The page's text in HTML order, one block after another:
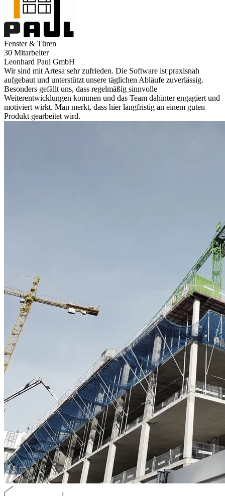
Fenster & Türen
30 Mitarbeiter
Leonhard Paul GmbH
Wir sind mit Artesa sehr zufrieden. Die Software ist praxisnah
aufgebaut und unterstützt unsere täglichen Abläufe zuverlässig.
Besonders gefällt uns, dass regelmäßig sinnvolle
Weiterentwicklungen kommen und das Team dahinter engagiert und
motiviert wirkt. Man merkt, dass hier langfristig an einem guten
Produkt gearbeitet wird.